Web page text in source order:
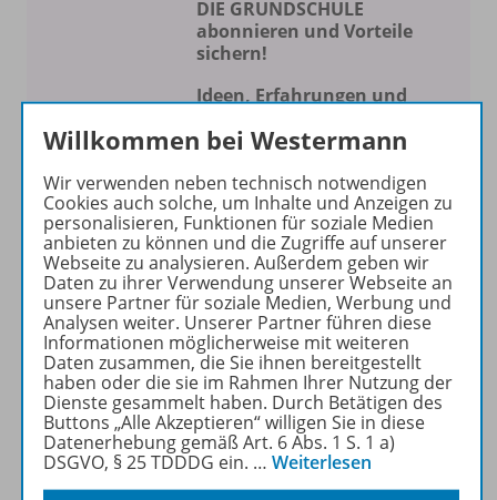
DIE GRUNDSCHULE
abonnieren und Vorteile
sichern!
Ideen, Erfahrungen und
Schulalltag
Die Zeitschrift erscheint als
Print- und als digitale Version.
Beiträge und Materialien
können im Online-Archiv von
DIE GRUNDSCHULE kostenlos
recherchiert und
heruntergeladen werden (nur
für Privatpersonen).
Jetzt kostengünstig
Probelesen oder gleich zum
Vorteilspreis abonnieren!
Willkommen bei Westermann
Wir verwenden neben technisch notwendigen
Cookies auch solche, um Inhalte und Anzeigen zu
personalisieren, Funktionen für soziale Medien
anbieten zu können und die Zugriffe auf unserer
Webseite zu analysieren. Außerdem geben wir
Daten zu ihrer Verwendung unserer Webseite an
unsere Partner für soziale Medien, Werbung und
Analysen weiter. Unserer Partner führen diese
Informationen möglicherweise mit weiteren
Daten zusammen, die Sie ihnen bereitgestellt
haben oder die sie im Rahmen Ihrer Nutzung der
Dienste gesammelt haben. Durch Betätigen des
Buttons „Alle Akzeptieren“ willigen Sie in diese
Datenerhebung gemäß Art. 6 Abs. 1 S. 1 a)
DSGVO, § 25 TDDDG ein. … Weiterlesen